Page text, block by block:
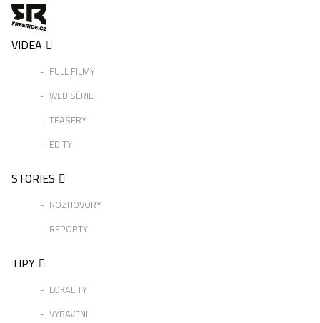
VIDEA
FULL FILMY
WEB SÉRIE
TEASERY
EDITY
STORIES
ROZHOVORY
REPORTY
TIPY
LOKALITY
VYBAVENÍ